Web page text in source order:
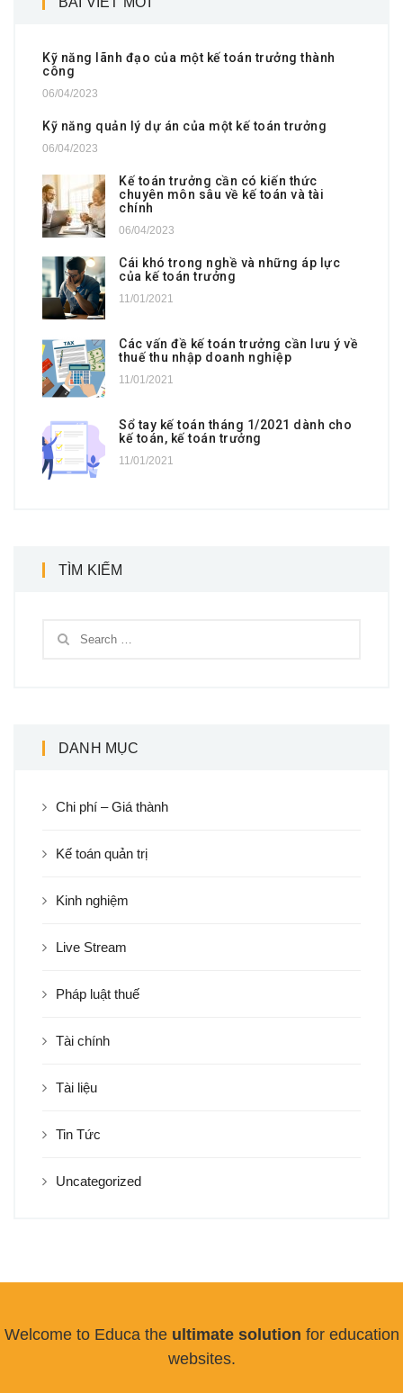
Kỹ năng lãnh đạo của một kế toán trưởng thành
công
06/04/2023
Kỹ năng quản lý dự án của một kế toán trưởng
06/04/2023
Kế toán trưởng cần có kiến thức
chuyên môn sâu về kế toán và tài
chính
06/04/2023
Cái khó trong nghề và những áp lực
của kế toán trưởng
11/01/2021
Các vấn đề kế toán trưởng cần lưu ý về
thuế thu nhập doanh nghiệp
11/01/2021
Sổ tay kế toán tháng 1/2021 dành cho
kế toán, kế toán trưởng
11/01/2021
TÌM KIẾM
DANH MỤC
Chi phí – Giá thành
Kế toán quản trị
Kinh nghiệm
Live Stream
Pháp luật thuế
Tài chính
Tài liệu
Tin Tức
Uncategorized
Welcome to Educa the ultimate solution for education
websites.